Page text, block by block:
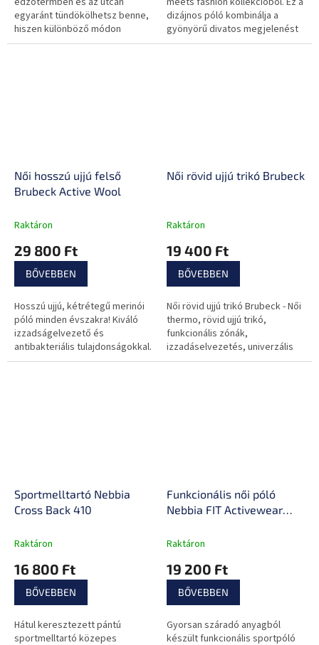
egyaránt tündökölhetsz benne,
hiszen különböző módon
viselhető.
dizájnos póló kombinálja a
gyönyörű divatos megjelenést
és a sportos dizájnt.
Női hosszú ujjú felső
Brubeck Active Wool
Raktáron
29 800 Ft
BŐVEBBEN
Hosszú ujjú, kétrétegű merinói
póló minden évszakra! Kiváló
izzadságelvezető és
antibakteriális tulajdonságokkal.
Női rövid ujjú trikó Brubeck
Raktáron
19 400 Ft
BŐVEBBEN
Női rövid ujjú trikó Brubeck - Női
thermo, rövid ujjú trikó,
funkcionális zónák,
izzadáselvezetés, univerzális
használat, rugalmas anyag,
Sportmelltartó Nebbia
Cross Back 410
Raktáron
16 800 Ft
BŐVEBBEN
Hátul keresztezett pántú
sportmelltartó közepes
Funkcionális női póló
Nebbia FIT Activewear
Raktáron
19 200 Ft
BŐVEBBEN
Gyorsan száradó anyagból
készült funkcionális sportpóló